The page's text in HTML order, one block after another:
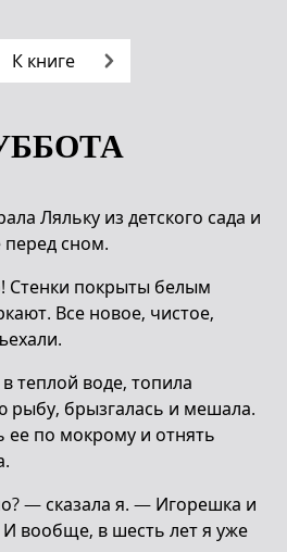
К книге
Ляльку из детского сада и
сном.
Стенки покрыты белым
Все новое, чистое,
теплой воде, топила
рыбу, брызгалась и мешала.
по мокрому и отнять
— сказала я. — Игорешка и
И вообще, в шесть лет я уже